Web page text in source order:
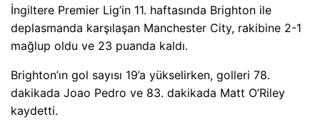
İngiltere Premier Lig’in 11. haftasında Brighton ile
deplasmanda karşılaşan Manchester City, rakibine 2-1
mağlup oldu ve 23 puanda kaldı.
Brighton’ın gol sayısı 19’a yükselirken, golleri 78.
dakikada Joao Pedro ve 83. dakikada Matt O’Riley
kaydetti.